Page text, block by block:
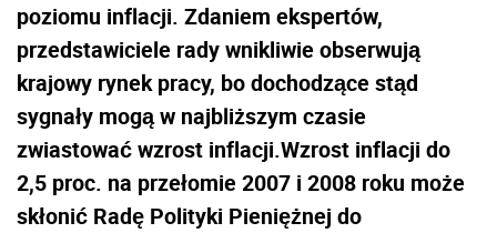
poziomu inflacji. Zdaniem ekspertów,
przedstawiciele rady wnikliwie obserwują
krajowy rynek pracy, bo dochodzące stąd
sygnały mogą w najbliższym czasie
zwiastować wzrost inflacji.Wzrost inflacji do
2,5 proc. na przełomie 2007 i 2008 roku może
skłonić Radę Polityki Pieniężnej do